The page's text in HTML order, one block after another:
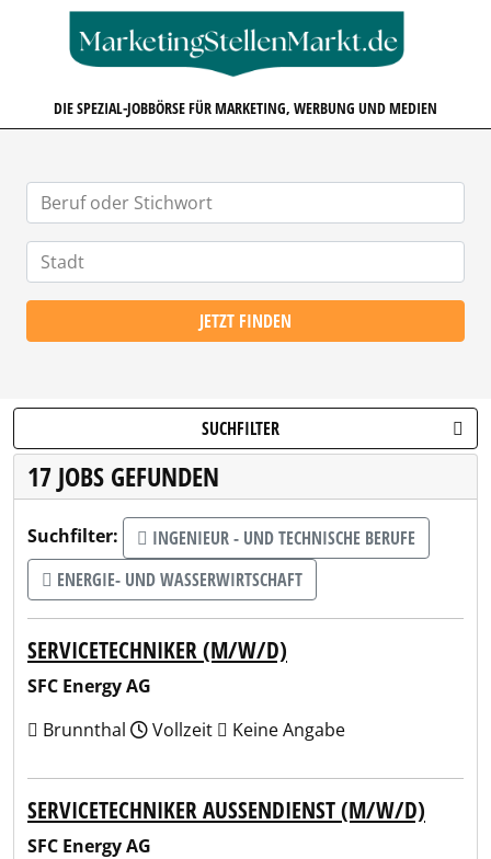
DIE SPEZIAL-JOBBÖRSE FÜR MARKETING, WERBUNG UND MEDIEN
JETZT FINDEN
SUCHFILTER
17 JOBS GEFUNDEN
Suchfilter:
INGENIEUR - UND TECHNISCHE BERUFE
ENERGIE- UND WASSERWIRTSCHAFT
SERVICETECHNIKER (M/W/D)
SFC Energy AG
Brunnthal
Vollzeit Keine Angabe
SERVICETECHNIKER AUSSENDIENST (M/W/D)
SFC Energy AG